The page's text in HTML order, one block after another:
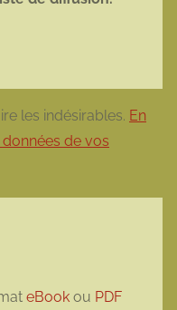
les indésirables. En
de vos
eBook ou PDF